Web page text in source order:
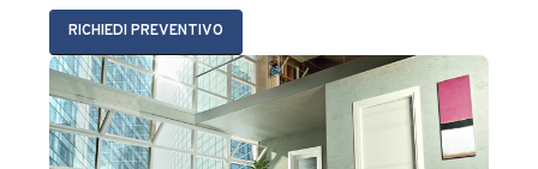
RICHIEDI PREVENTIVO